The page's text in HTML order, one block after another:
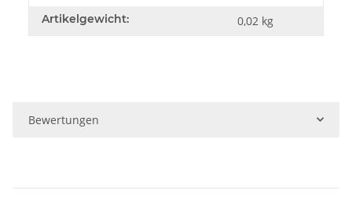
Artikelgewicht: 0,02 kg
Bewertungen